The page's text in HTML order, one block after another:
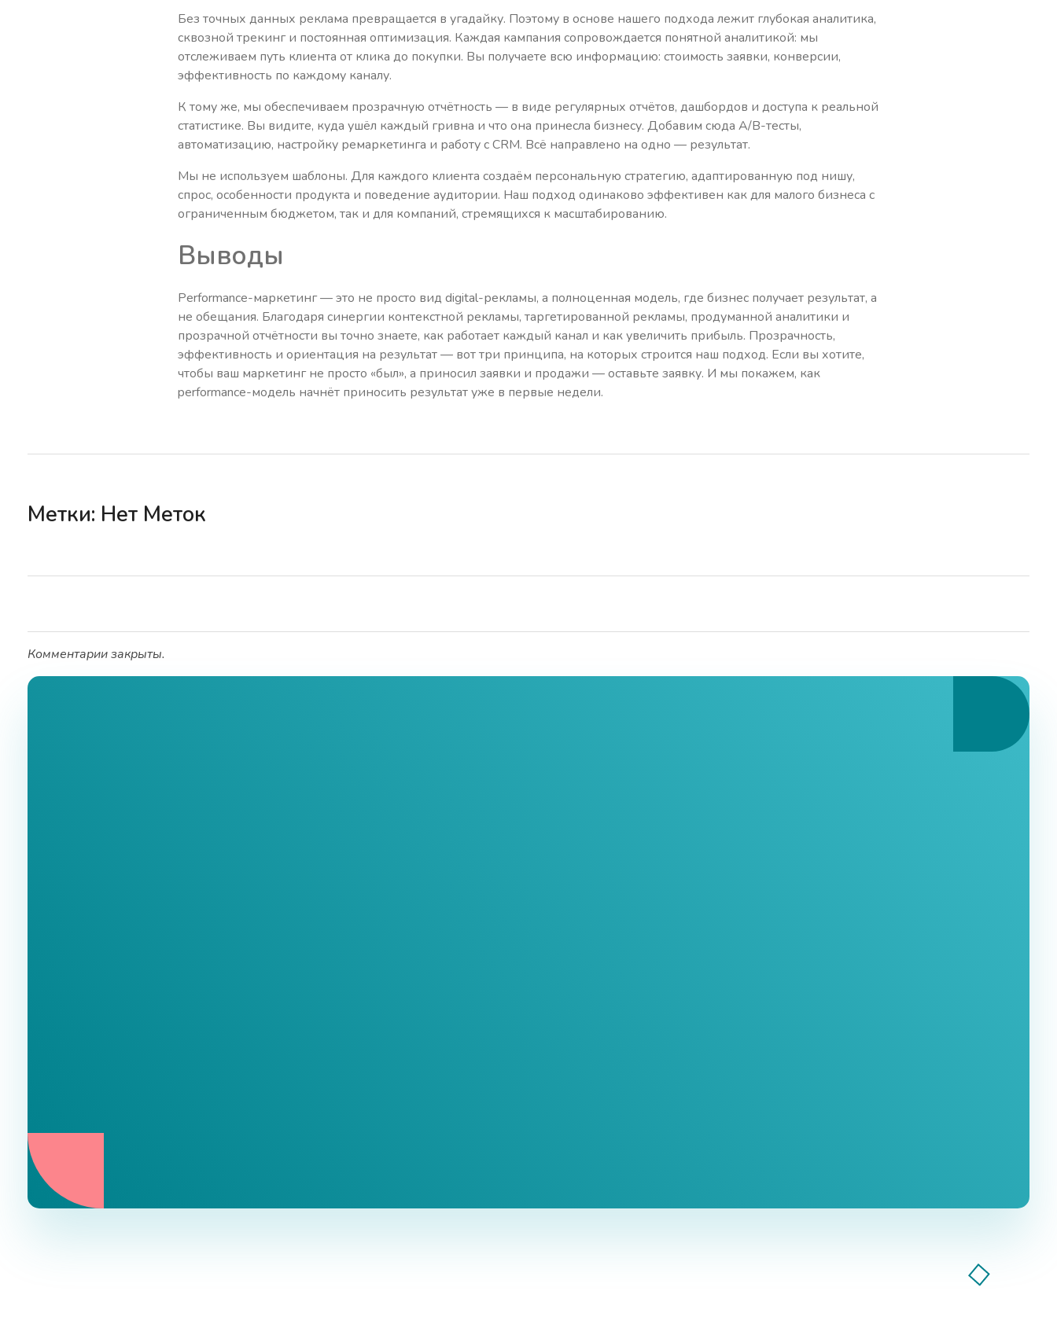
Без точных данных реклама превращается в угадайку. Поэтому в основе нашего подхода лежит глубокая аналитика,
сквозной трекинг и постоянная оптимизация. Каждая кампания сопровождается понятной аналитикой: мы
отслеживаем путь клиента от клика до покупки. Вы получаете всю информацию: стоимость заявки, конверсии,
эффективность по каждому каналу.
К тому же, мы обеспечиваем прозрачную отчётность — в виде регулярных отчётов, дашбордов и доступа к реальной
статистике. Вы видите, куда ушёл каждый гривна и что она принесла бизнесу. Добавим сюда A/B-тесты,
автоматизацию, настройку ремаркетинга и работу с CRM. Всё направлено на одно — результат.
Мы не используем шаблоны. Для каждого клиента создаём персональную стратегию, адаптированную под нишу,
спрос, особенности продукта и поведение аудитории. Наш подход одинаково эффективен как для малого бизнеса с
ограниченным бюджетом, так и для компаний, стремящихся к масштабированию.
Выводы
Performance-маркетинг — это не просто вид digital-рекламы, а полноценная модель, где бизнес получает результат, а
не обещания. Благодаря синергии контекстной рекламы, таргетированной рекламы, продуманной аналитики и
прозрачной отчётности вы точно знаете, как работает каждый канал и как увеличить прибыль. Прозрачность,
эффективность и ориентация на результат — вот три принципа, на которых строится наш подход. Если вы хотите,
чтобы ваш маркетинг не просто «был», а приносил заявки и продажи — оставьте заявку. И мы покажем, как
performance-модель начнёт приносить результат уже в первые недели.
Метки: Нет Меток
Комментарии закрыты.